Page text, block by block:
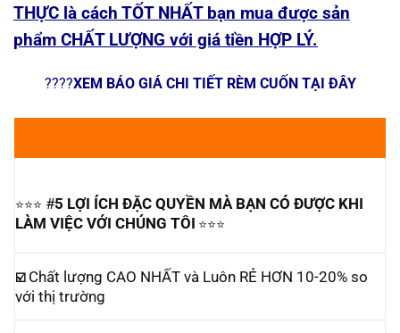
THỰC là cách TỐT NHẤT bạn mua được sản
phẩm CHẤT LƯỢNG với giá tiền HỢP LÝ.
????XEM BÁO GIÁ CHI TIẾT RÈM CUỐN TẠI ĐÂY
⭐⭐⭐ #5 LỢI ÍCH ĐẶC QUYỀN MÀ BẠN CÓ ĐƯỢC KHI
LÀM VIỆC VỚI CHÚNG TÔI ⭐⭐⭐
☑️ Chất lượng CAO NHẤT và Luôn RẺ HƠN 10-20% so
với thị trường